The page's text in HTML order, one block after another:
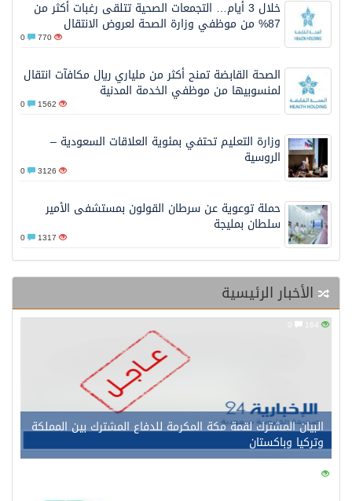
خلال 3 أيام… التجمعات الصحية تتلقى رغبات أكثر من
87% من موظفي وزارة الصحة لعروض الانتقال
0
الصحة القابضة تمنح أكثر من ملياري ريال مكافآت انتقال
لمنسوبيها من موظفي الخدمة المدنية
0
وزارة التعليم تحتفي بمئوية العلاقات السعودية –
الروسية
0
حملة توعوية عن سرطان القولون بمستشفى الأمير
سلطان بمليجة
0
الأخبار الرئيسية
0
المشترك لقمة مكة المكرمة للدفاع المشترك بين المملكة
وباكستان
0